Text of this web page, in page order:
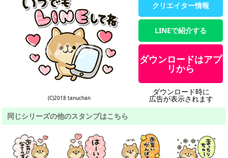
(C)2018 tanuchan
クリエイター情報
LINEで紹介する
ダウンロードはアプ
リから
ダウンロード時に
広告が表示されます
同じシリーズの他のスタンプはこちら